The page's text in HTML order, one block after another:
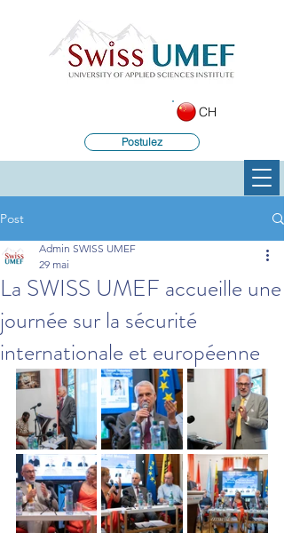
Postulez
CH
Post
La SWISS UMEF accueille une
journée sur la sécurité
internationale et européenne
Admin SWISS UMEF
29 mai